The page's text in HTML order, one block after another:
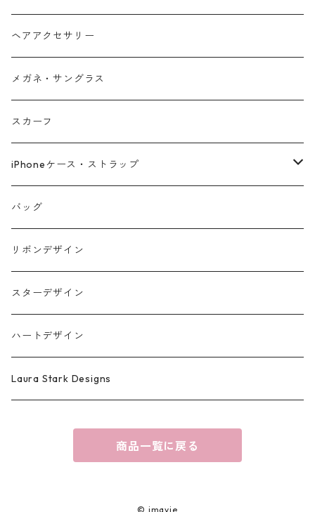
ヘアアクセサリー
メガネ・サングラス
スカーフ
iPhoneケース・ストラップ
iPhone17シリーズ対応
バッグ
リボンデザイン
スターデザイン
ハートデザイン
Laura Stark Designs
商品一覧に戻る
© jmavie